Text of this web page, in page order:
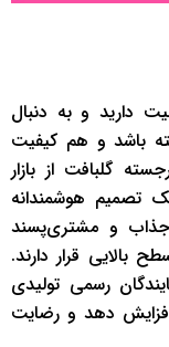
دارید و به دنبال
باشد و هم کیفیت
گلبافت از بازار
یک تصمیم هوشمندانه
جذاب و مشتری‌پسند
بالایی قرار دارند.
رسمی تولیدی
دهد و رضایت